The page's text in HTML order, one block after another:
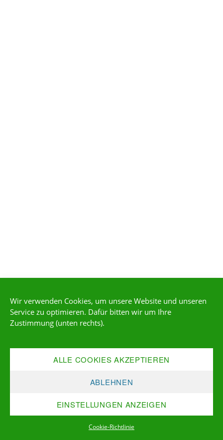
Wir verwenden Cookies, um unsere Website und unseren
Service zu optimieren. Dafür bitten wir um Ihre
Zustimmung (unten rechts).
ALLE COOKIES AKZEPTIEREN
ABLEHNEN
EINSTELLUNGEN ANZEIGEN
Cookie-Richtlinie